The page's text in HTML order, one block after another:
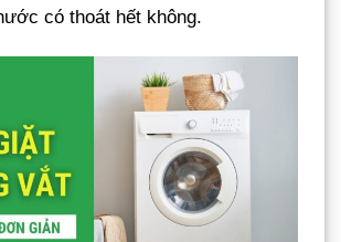
có thoát hết không.